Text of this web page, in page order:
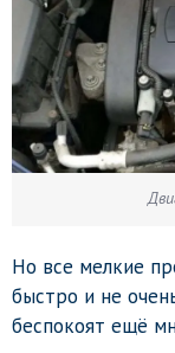
Но все мелкие
быстро и не
беспокоят ещё